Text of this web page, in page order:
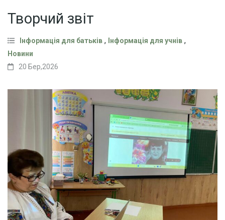
Творчий звіт
Інформація для батьків , Інформація для учнів ,
Новини
20 Бер,2026